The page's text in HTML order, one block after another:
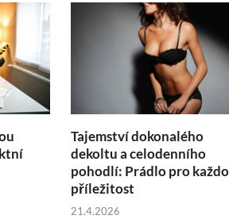
Tajemství dokonalého
dekoltu a celodenního
pohodlí: Prádlo pro
příležitost
21.4.2026